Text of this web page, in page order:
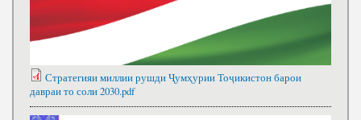
Стратегияи миллии рушди Ҷумҳурии Тоҷикистон барои
давраи то соли 2030.pdf